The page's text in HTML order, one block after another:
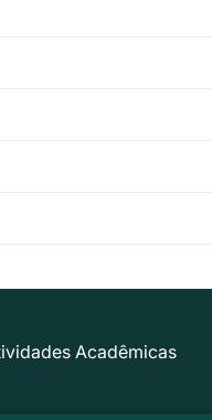
Acadêmicas